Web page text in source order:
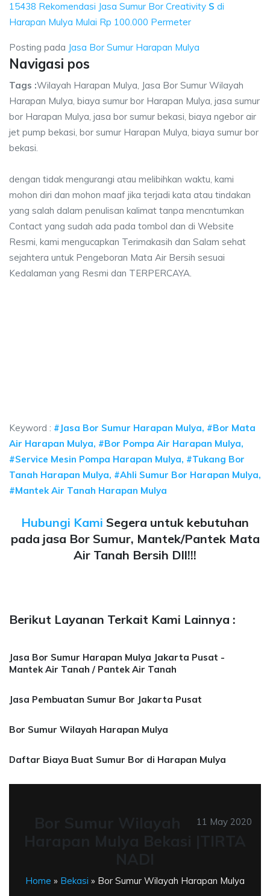
15438 Rekomendasi Jasa Sumur Bor Creativity S di
Harapan Mulya Mulai Rp 100.000 Permeter
Posting pada Jasa Bor Sumur Harapan Mulya
Navigasi pos
Tags :Wilayah Harapan Mulya, Jasa Bor Sumur Wilayah
Harapan Mulya, biaya sumur bor Harapan Mulya, jasa sumur
bor Harapan Mulya, jasa bor sumur bekasi, biaya ngebor air
jet pump bekasi, bor sumur Harapan Mulya, biaya sumur bor
bekasi.
dengan tidak mengurangi atau melibihkan waktu, kami
mohon diri dan mohon maaf jika terjadi kata atau tindakan
yang salah dalam penulisan kalimat tanpa mencntumkan
Contact yang sudah ada pada tombol dan di Website
Resmi, kami mengucapkan Terimakasih dan Salam sehat
sejahtera untuk Pengeboran Mata Air Bersih sesuai
Kedalaman yang Resmi dan TERPERCAYA.
Keyword : #Jasa Bor Sumur Harapan Mulya, #Bor Mata
Air Harapan Mulya, #Bor Pompa Air Harapan Mulya,
#Service Mesin Pompa Harapan Mulya, #Tukang Bor
Tanah Harapan Mulya, #Ahli Sumur Bor Harapan Mulya,
#Mantek Air Tanah Harapan Mulya
Hubungi Kami Segera untuk kebutuhan
pada jasa Bor Sumur, Mantek/Pantek Mata
Air Tanah Bersih Dll!!!
Berikut Layanan Terkait Kami Lainnya :
Jasa Bor Sumur Harapan Mulya Jakarta Pusat -
Mantek Air Tanah / Pantek Air Tanah
Jasa Pembuatan Sumur Bor Jakarta Pusat
Bor Sumur Wilayah Harapan Mulya
Daftar Biaya Buat Sumur Bor di Harapan Mulya
11 May 2020
Home » Bekasi » Bor Sumur Wilayah Harapan Mulya